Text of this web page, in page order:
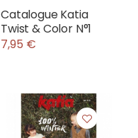
Catalogue Katia
Twist & Color N°1
7,95 €